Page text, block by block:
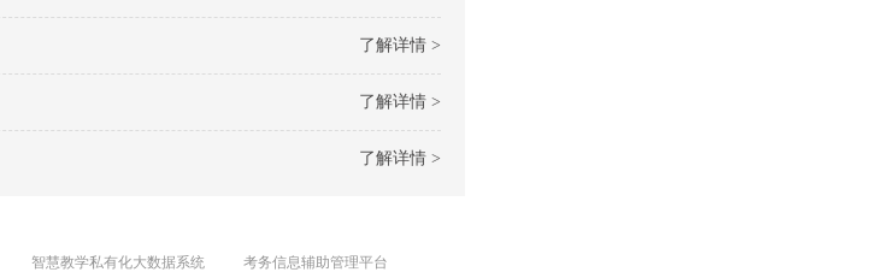
了解详情 >
了解详情 >
了解详情 >
智慧教学私有化大数据系统 考务信息辅助管理平台